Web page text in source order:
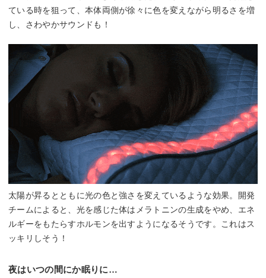
ている時を狙って、本体両側が徐々に色を変えながら明るさを増
し、さわやかサウンドも！
太陽が昇るとともに光の色と強さを変えているような効果。開発
チームによると、光を感じた体はメラトニンの生成をやめ、エネ
ルギーをもたらすホルモンを出すようになるそうです。これはス
ッキリしそう！
夜はいつの間にか眠りに…